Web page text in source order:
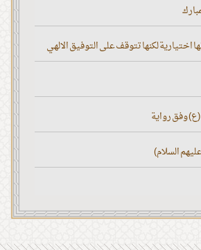
اختيارية لكنها تتوقف على التوفيق الالهي
(ع) وفق رواية
السلام)